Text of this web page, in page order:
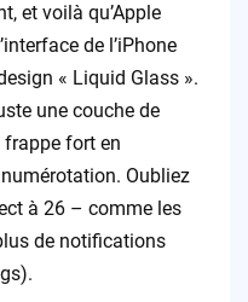
et voilà qu’Apple
de l’iPhone
« Liquid Glass ».
une couche de
frappe fort en
Oubliez
à 26 – comme les
de notifications